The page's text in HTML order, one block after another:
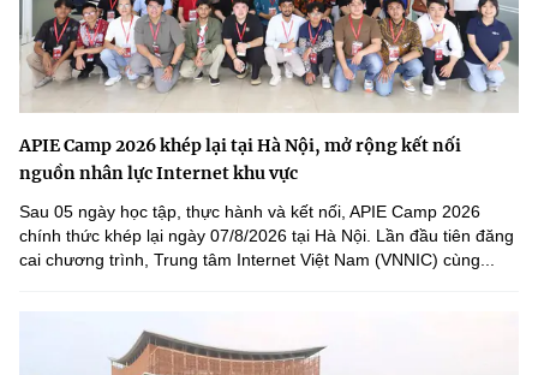
APIE Camp 2026 khép lại tại Hà Nội, mở rộng kết nối
nguồn nhân lực Internet khu vực
Sau 05 ngày học tập, thực hành và kết nối, APIE Camp 2026
chính thức khép lại ngày 07/8/2026 tại Hà Nội. Lần đầu tiên đăng
cai chương trình, Trung tâm Internet Việt Nam (VNNIC) cùng...